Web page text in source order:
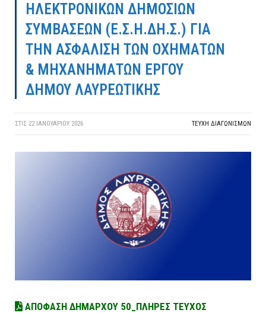
ΗΛΕΚΤΡΟΝΙΚΩΝ ΔΗΜΟΣΙΩΝ
ΣΥΜΒΑΣΕΩΝ (Ε.Σ.Η.ΔΗ.Σ.) ΓΙΑ
ΤΗΝ ΑΣΦΑΛΙΣΗ ΤΩΝ ΟΧΗΜΑΤΩΝ
& ΜΗΧΑΝΗΜΑΤΩΝ ΕΡΓΟΥ
ΔΗΜΟΥ ΛΑΥΡΕΩΤΙΚΗΣ
ΣΤΙΣ 22 ΙΑΝΟΥΑΡΊΟΥ 2026 ΤΕΎΧΗ ΔΙΑΓΩΝΙΣΜΏΝ
ΑΠΟΦΑΣΗ ΔΗΜΑΡΧΟΥ 50_ΠΛΗΡΕΣ ΤΕΥΧΟΣ